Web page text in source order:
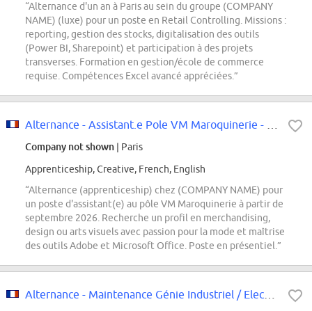
“Alternance d'un an à Paris au sein du groupe (COMPANY
NAME) (luxe) pour un poste en Retail Controlling. Missions :
reporting, gestion des stocks, digitalisation des outils
(Power BI, Sharepoint) et participation à des projets
transverses. Formation en gestion/école de commerce
requise. Compétences Excel avancé appréciées.”
Company not shown | Paris
Apprenticeship, Creative, French, English
“Alternance (apprenticeship) chez (COMPANY NAME) pour
un poste d'assistant(e) au pôle VM Maroquinerie à partir de
septembre 2026. Recherche un profil en merchandising,
design ou arts visuels avec passion pour la mode et maîtrise
des outils Adobe et Microsoft Office. Poste en présentiel.”